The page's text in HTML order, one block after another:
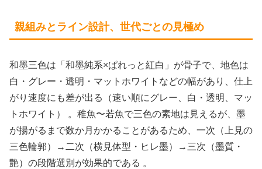
親組みとライン設計、世代ごとの見極め
和墨三色は「和墨純系×ぱれっと紅白」が骨子で、地色は
白・グレー・透明・マットホワイトなどの幅があり、仕上
がり速度にも差が出る（速い順にグレー、白・透明、マッ
トホワイト） 。稚魚〜若魚で三色の素地は見えるが、墨
が揚がるまで数か月かかることがあるため、一次（上見の
三色輪郭）→二次（横見体型・ヒレ墨）→三次（墨質・
艶）の段階選別が効果的である 。